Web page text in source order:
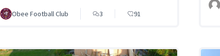
Obee Football Club 3 91